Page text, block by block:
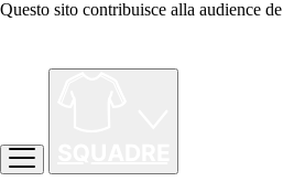
Questo sito contribuisce alla audience de